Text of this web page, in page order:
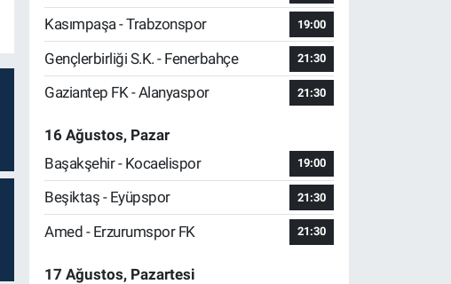
Kasımpaşa - Trabzonspor 19:00
Gençlerbirliği S.K. - Fenerbahçe 21:30
Gaziantep FK - Alanyaspor 21:30
16 Ağustos, Pazar
Başakşehir - Kocaelispor
19:00
Beşiktaş - Eyüpspor 21:30
Amed - Erzurumspor FK 21:30
17 Ağustos, Pazartesi